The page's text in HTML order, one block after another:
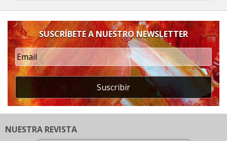
SUSCRÍBETE A NUESTRO NEWSLETTER
Suscribir
NUESTRA REVISTA